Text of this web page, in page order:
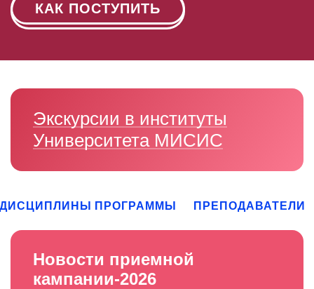
КАК ПОСТУПИТЬ
Экскурсии в институты
Университета МИСИС
ПРОГРАММЫ ПРЕПОДАВАТЕЛИ
Новости приемной
кампании-2026